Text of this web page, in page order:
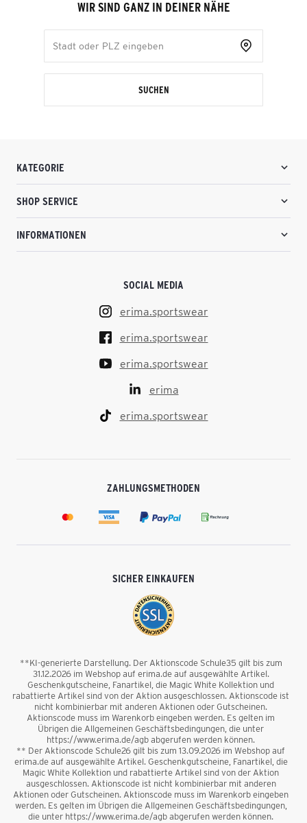
WIR SIND GANZ IN DEINER NÄHE
SUCHEN
KATEGORIE
SHOP SERVICE
INFORMATIONEN
SOCIAL MEDIA
erima.sportswear
erima.sportswear
erima.sportswear
erima
erima.sportswear
ZAHLUNGSMETHODEN
SICHER EINKAUFEN
**KI-generierte Darstellung. Der Aktionscode Schule35 gilt bis zum
31.12.2026 im Webshop auf erima.de auf ausgewählte Artikel.
Geschenkgutscheine, Fanartikel, die Magic White Kollektion und
rabattierte Artikel sind von der Aktion ausgeschlossen. Aktionscode ist
nicht kombinierbar mit anderen Aktionen oder Gutscheinen.
Aktionscode muss im Warenkorb eingeben werden. Es gelten im
Übrigen die Allgemeinen Geschäftsbedingungen, die unter
https://www.erima.de/agb abgerufen werden können.
** Der Aktionscode Schule26 gilt bis zum 13.09.2026 im Webshop auf
erima.de auf ausgewählte Artikel. Geschenkgutscheine, Fanartikel, die
Magic White Kollektion und rabattierte Artikel sind von der Aktion
ausgeschlossen. Aktionscode ist nicht kombinierbar mit anderen
Aktionen oder Gutscheinen. Aktionscode muss im Warenkorb eingeben
werden. Es gelten im Übrigen die Allgemeinen Geschäftsbedingungen,
die unter https://www.erima.de/agb abgerufen werden können.